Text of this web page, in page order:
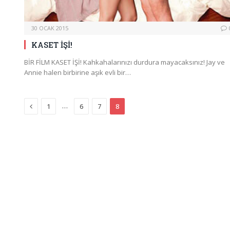
30 OCAK 2015
KASET İŞİ!
BİR FİLM KASET İŞİ! Kahkahalarınızı durdura mayacaksınız! Jay ve
Annie halen birbirine aşık evli bir…
Previous
1 … 6 7 8